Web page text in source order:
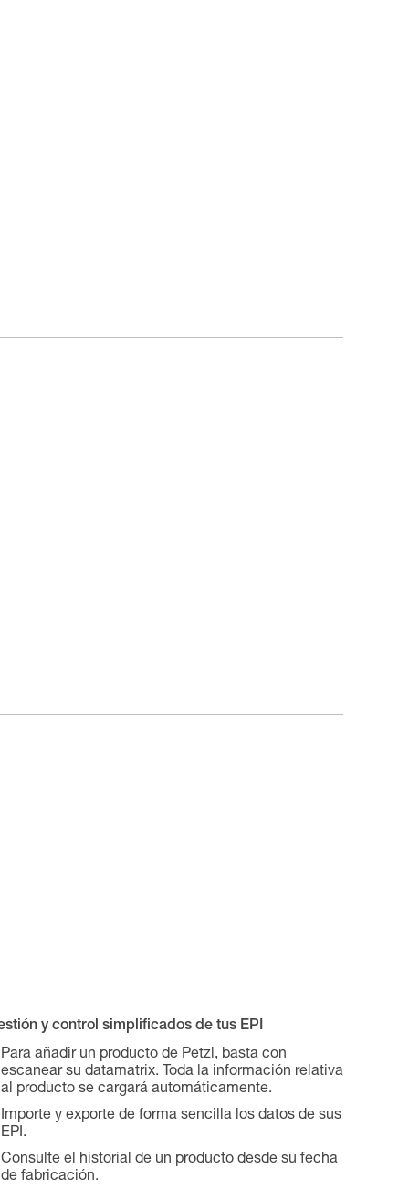
y control simplificados de tus EPI
Para añadir un producto de Petzl, basta con
escanear su datamatrix. Toda la información relativa
al producto se cargará automáticamente.
Importe y exporte de forma sencilla los datos de sus
EPI.
Consulte el historial de un producto desde su fecha
de fabricación.